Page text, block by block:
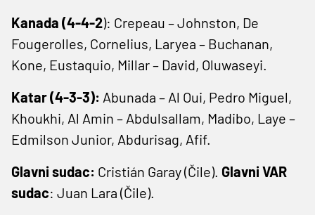
Kanada (4-4-2): Crepeau – Johnston, De
Fougerolles, Cornelius, Laryea – Buchanan,
Kone, Eustaquio, Millar – David, Oluwaseyi.
Katar (4-3-3): Abunada – Al Oui, Pedro Miguel,
Khoukhi, Al Amin – Abdulsallam, Madibo, Laye –
Edmilson Junior, Abdurisag, Afif.
Glavni sudac: Cristián Garay (Čile). Glavni VAR
sudac: Juan Lara (Čile).